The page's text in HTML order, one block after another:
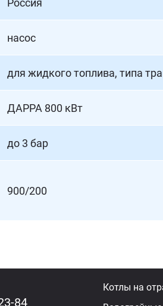
Россия
насос
для жидкого топлива, типа
ДАРРА 800 кВт
до 3 бар
900/200
84
Котлы на